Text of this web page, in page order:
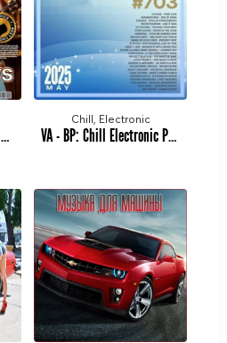
VA - Country Hits (2025) MP3
Chill, Electronic
VA - BP: Chill Electronic Pack #703 (2025) MP3